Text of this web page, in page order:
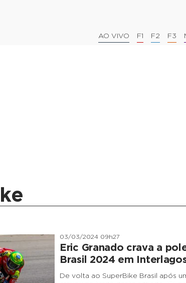
AO VIVO F1 F2 F3
03/03/2024 09h27
Eric Granado crava a
Brasil 2024 em
De volta ao SuperBike Brasil após